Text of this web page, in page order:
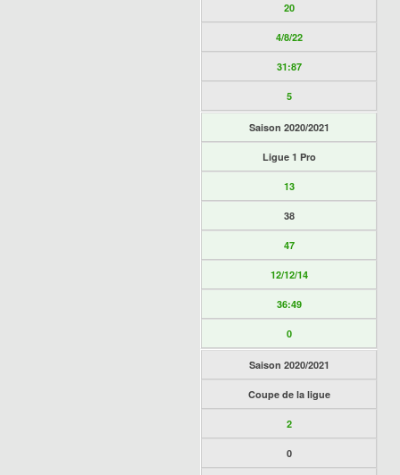
20
4/8/22
31:87
5
Saison 2020/2021
Ligue 1 Pro
13
38
47
12/12/14
36:49
0
Saison 2020/2021
Coupe de la ligue
2
0